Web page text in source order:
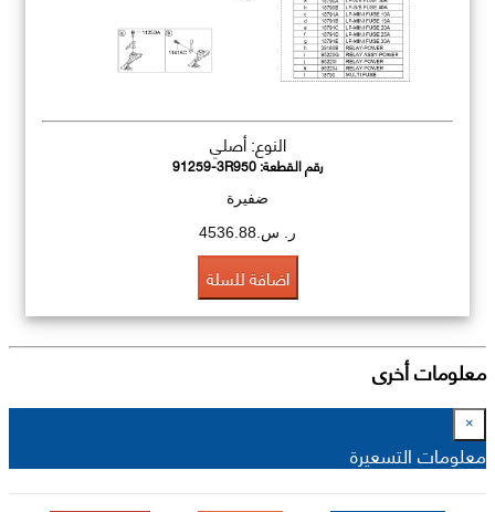
النوع: أصلي
رقم القطعة:91259-3R950
ضفيرة
ر. س.4536.88
اضافة للسلة
معلومات أخرى
×
معلومات التسعيرة